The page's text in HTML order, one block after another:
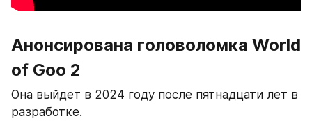
Анонсирована головоломка World
of Goo 2
Она выйдет в 2024 году после пятнадцати лет в
разработке.